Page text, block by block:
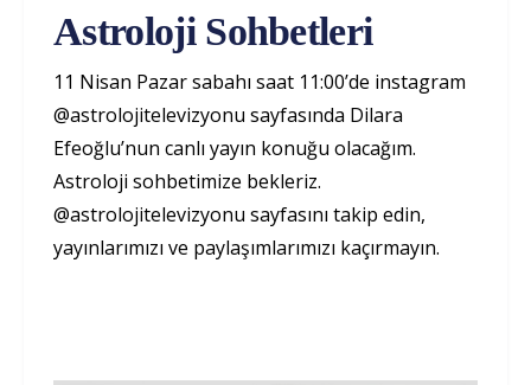
Astroloji Sohbetleri
11 Nisan Pazar sabahı saat 11:00’de instagram
@astrolojitelevizyonu sayfasında Dilara
Efeoğlu’nun canlı yayın konuğu olacağım.
Astroloji sohbetimize bekleriz.
@astrolojitelevizyonu sayfasını takip edin,
yayınlarımızı ve paylaşımlarımızı kaçırmayın.